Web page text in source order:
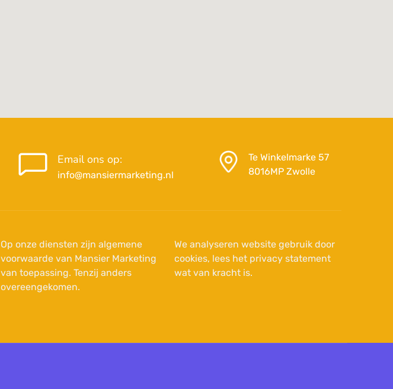
Email ons op:
info@mansiermarketing.nl
Te Winkelmarke 57
8016MP Zwolle
Op onze diensten zijn algemene
voorwaarde van Mansier Marketing
van toepassing. Tenzij anders
overeengekomen.
We analyseren website gebruik door
cookies, lees het privacy statement
wat van kracht is.